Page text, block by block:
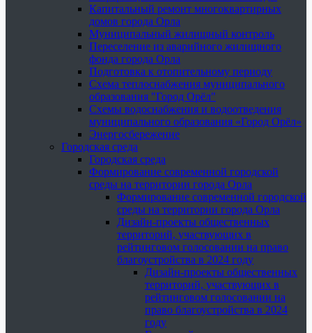
Капитальный ремонт многоквартирных
домов города Орла
Муниципальный жилищный контроль
Переселение из аварийного жилищного
фонда города Орла
Подготовка к отопительному периоду
Схема теплоснабжения муниципального
образования "Город Орёл"
Схемы водоснабжения и водоотведения
муниципального образования «Город Орёл»
Энергосбережение
Городская среда
Городская среда
Формирование современной городской
среды на территории города Орла
Формирование современной городской
среды на территории города Орла
Дизайн-проекты общественных
территорий, участвующих в
рейтинговом голосовании на право
благоустройства в 2024 году
Дизайн-проекты общественных
территорий, участвующих в
рейтинговом голосовании на
право благоустройства в 2024
году